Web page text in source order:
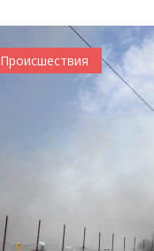
Происшествия